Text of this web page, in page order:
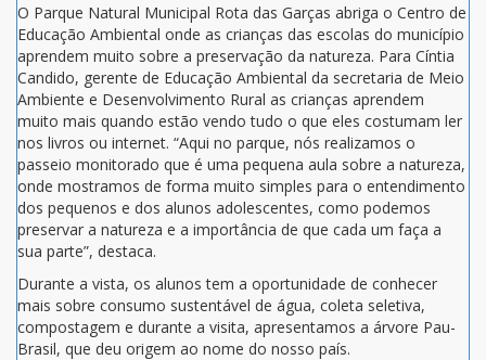
O Parque Natural Municipal Rota das Garças abriga o Centro de
Educação Ambiental onde as crianças das escolas do município
aprendem muito sobre a preservação da natureza. Para Cíntia
Candido, gerente de Educação Ambiental da secretaria de Meio
Ambiente e Desenvolvimento Rural as crianças aprendem
muito mais quando estão vendo tudo o que eles costumam ler
nos livros ou internet. “Aqui no parque, nós realizamos o
passeio monitorado que é uma pequena aula sobre a natureza,
onde mostramos de forma muito simples para o entendimento
dos pequenos e dos alunos adolescentes, como podemos
preservar a natureza e a importância de que cada um faça a
sua parte”, destaca.
Durante a vista, os alunos tem a oportunidade de conhecer
mais sobre consumo sustentável de água, coleta seletiva,
compostagem e durante a visita, apresentamos a árvore Pau-
Brasil, que deu origem ao nome do nosso país.